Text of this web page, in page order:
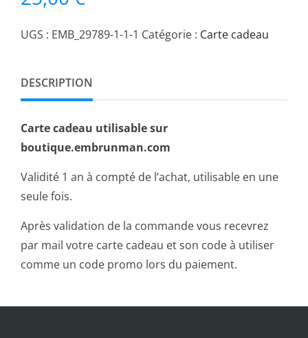
UGS : EMB_29789-1-1-1 Catégorie : Carte cadeau
DESCRIPTION
Carte cadeau utilisable sur
boutique.embrunman.com
Validité 1 an à compté de l’achat, utilisable en une
seule fois.
Après validation de la commande vous recevrez
par mail votre carte cadeau et son code à utiliser
comme un code promo lors du paiement.